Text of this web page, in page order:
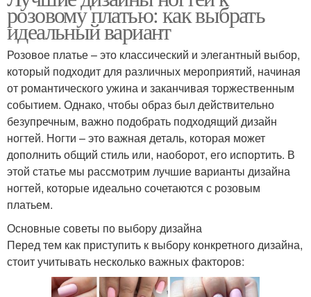
розовому платью: как выбрать
идеальный вариант
Розовое платье – это классический и элегантный выбор,
который подходит для различных мероприятий, начиная
от романтического ужина и заканчивая торжественным
событием. Однако, чтобы образ был действительно
безупречным, важно подобрать подходящий дизайн
ногтей. Ногти – это важная деталь, которая может
дополнить общий стиль или, наоборот, его испортить. В
этой статье мы рассмотрим лучшие варианты дизайна
ногтей, которые идеально сочетаются с розовым
платьем.
Основные советы по выбору дизайна
Перед тем как приступить к выбору конкретного дизайна,
стоит учитывать несколько важных факторов: